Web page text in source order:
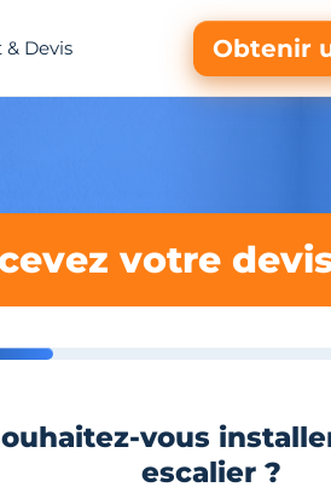
Devis Obtenir
votre
vous
escalier ?